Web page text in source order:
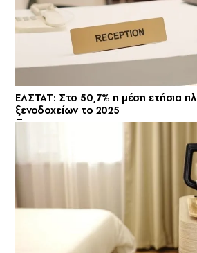
ΕΛΣΤΑΤ: Στο 50,7% η μέση ετήσια
ξενοδοχείων το 2025